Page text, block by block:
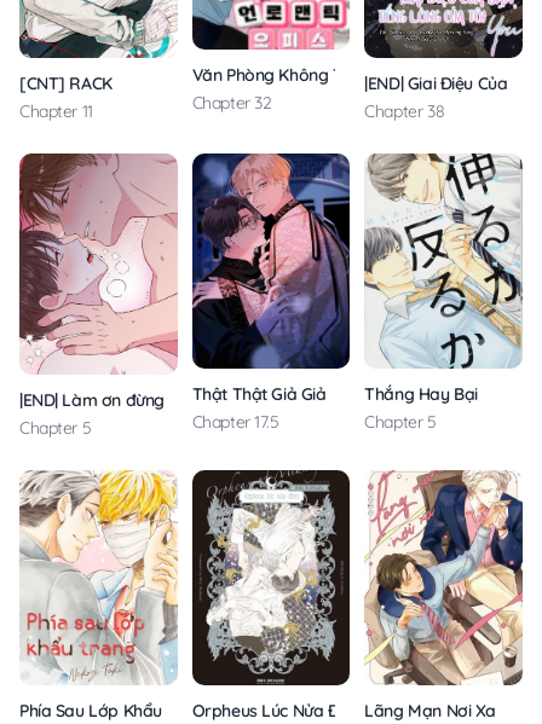
[CNT] RACK
Chapter 11
Văn Phòng Không Tình Yêu
Chapter 32
|END| Giai Điệu Của
Chapter 38
|END| Làm ơn đừng siết chặt nữa!
Chapter 5
Thật Thật Giả Giả
Chapter 17.5
Thắng Hay Bại
Chapter 5
Phía Sau Lớp Khẩu TrangOrpheus Lúc Nửa Đêm Lãng Mạn Nơi Xa